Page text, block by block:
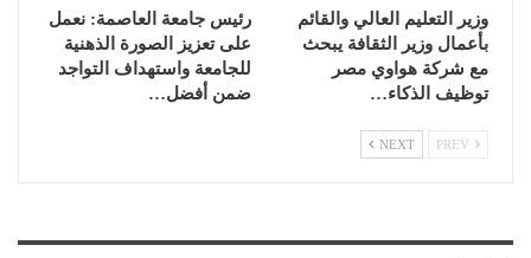
وزير التعليم العالي والقائم
بأعمال وزير الثقافة يبحث
مع شركة هواوي مصر
توظيف الذكاء…
رئيس جامعة العاصمة: نعمل
على تعزيز الصورة الذهنية
للجامعة واستهداف التواجد
ضمن أفضل…
NEXT